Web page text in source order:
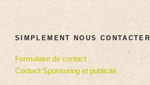
SIMPLEMENT NOUS CONTACTER
Formulaire de contact
Contact Sponsoring et publicité